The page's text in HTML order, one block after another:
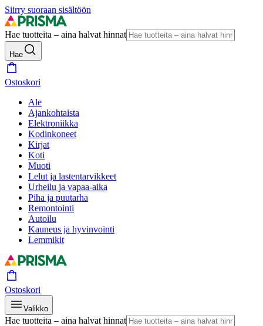
Siirry suoraan sisältöön
Hae tuotteita – aina halvat hinnat
Hae
Ostoskori
Ale
Ajankohtaista
Elektroniikka
Kodinkoneet
Kirjat
Koti
Muoti
Lelut ja lastentarvikkeet
Urheilu ja vapaa-aika
Piha ja puutarha
Remontointi
Autoilu
Kauneus ja hyvinvointi
Lemmikit
Ostoskori
Valikko
Hae tuotteita – aina halvat hinnat